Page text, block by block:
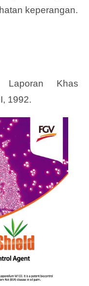
keperangan.
Laporan Khas
1992.